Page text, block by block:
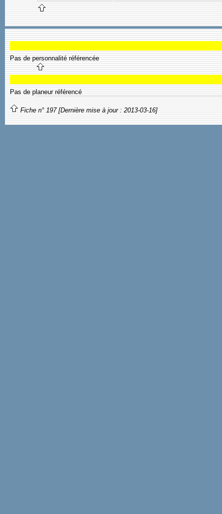
Pas de personnalité référencée
Pas de planeur référencé
Fiche n° 197 [Dernière mise à jour : 2013-03-16]